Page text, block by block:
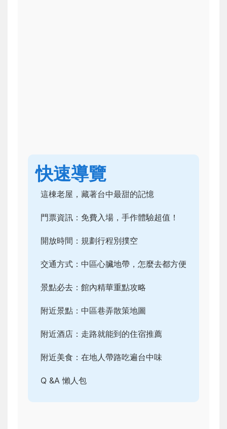
快速導覽
這棟老屋，藏著台中最甜的記憶
門票資訊：免費入場，手作體驗超值！
開放時間：規劃行程別撲空
交通方式：中區心臟地帶，怎麼去都方便
景點必去：館內精華重點攻略
附近景點：中區巷弄散策地圖
附近酒店：走路就能到的住宿推薦
附近美食：在地人帶路吃遍台中味
Q &A 懶人包